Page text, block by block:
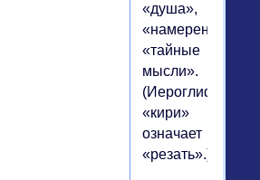
«душа»,
«намерения»,
«тайные
мысли».
(Иероглиф
«кири»
означает
«резать».)